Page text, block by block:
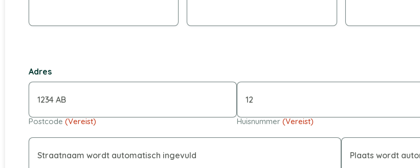
Adres
Postcode (Vereist) Huisnummer(Vereist)